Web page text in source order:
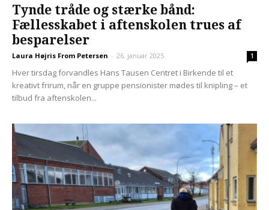
Tynde tråde og stærke bånd:
Fællesskabet i aftenskolen trues af
besparelser
Laura Højris From Petersen - 26. januar 2025 1
Hver tirsdag forvandles Hans Tausen Centret i Birkende til et
kreativt frirum, når en gruppe pensionister mødes til knipling – et
tilbud fra aftenskolen...